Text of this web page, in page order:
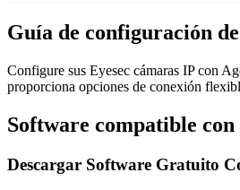
Guía de configuración
Configure sus Eyesec cámaras IP con
proporciona opciones de conexión
Software compatible con
Descargar Software Gratuito